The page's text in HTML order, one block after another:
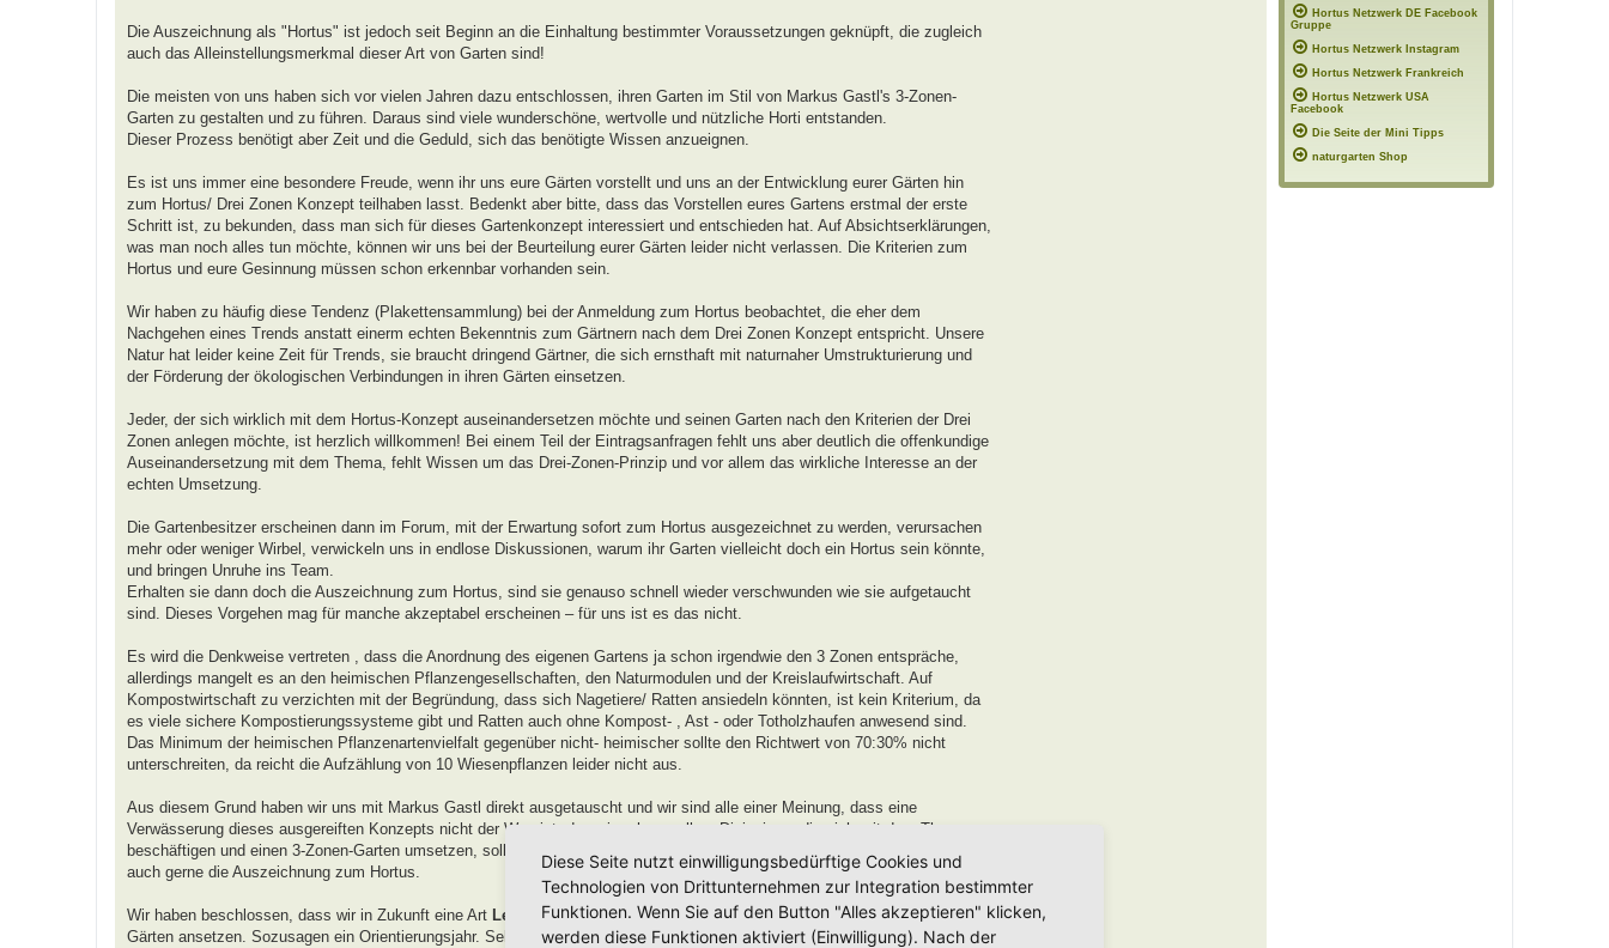
Die Auszeichnung als "Hortus" ist jedoch seit Beginn an die Einhaltung bestimmter Voraussetzungen geknüpft, die zugleich
auch das Alleinstellungsmerkmal dieser Art von Garten sind!
Die meisten von uns haben sich vor vielen Jahren dazu entschlossen, ihren Garten im Stil von Markus Gastl's 3-Zonen-
Garten zu gestalten und zu führen. Daraus sind viele wunderschöne, wertvolle und nützliche Horti entstanden.
Dieser Prozess benötigt aber Zeit und die Geduld, sich das benötigte Wissen anzueignen.
Es ist uns immer eine besondere Freude, wenn ihr uns eure Gärten vorstellt und uns an der Entwicklung eurer Gärten hin
zum Hortus/ Drei Zonen Konzept teilhaben lasst. Bedenkt aber bitte, dass das Vorstellen eures Gartens erstmal der erste
Schritt ist, zu bekunden, dass man sich für dieses Gartenkonzept interessiert und entschieden hat. Auf Absichtserklärungen,
was man noch alles tun möchte, können wir uns bei der Beurteilung eurer Gärten leider nicht verlassen. Die Kriterien zum
Hortus und eure Gesinnung müssen schon erkennbar vorhanden sein.
Wir haben zu häufig diese Tendenz (Plakettensammlung) bei der Anmeldung zum Hortus beobachtet, die eher dem
Nachgehen eines Trends anstatt einerm echten Bekenntnis zum Gärtnern nach dem Drei Zonen Konzept entspricht. Unsere
Natur hat leider keine Zeit für Trends, sie braucht dringend Gärtner, die sich ernsthaft mit naturnaher Umstrukturierung und
der Förderung der ökologischen Verbindungen in ihren Gärten einsetzen.
Jeder, der sich wirklich mit dem Hortus-Konzept auseinandersetzen möchte und seinen Garten nach den Kriterien der Drei
Zonen anlegen möchte, ist herzlich willkommen! Bei einem Teil der Eintragsanfragen fehlt uns aber deutlich die offenkundige
Auseinandersetzung mit dem Thema, fehlt Wissen um das Drei-Zonen-Prinzip und vor allem das wirkliche Interesse an der
echten Umsetzung.
Die Gartenbesitzer erscheinen dann im Forum, mit der Erwartung sofort zum Hortus ausgezeichnet zu werden, verursachen
mehr oder weniger Wirbel, verwickeln uns in endlose Diskussionen, warum ihr Garten vielleicht doch ein Hortus sein könnte,
und bringen Unruhe ins Team.
Erhalten sie dann doch die Auszeichnung zum Hortus, sind sie genauso schnell wieder verschwunden wie sie aufgetaucht
sind. Dieses Vorgehen mag für manche akzeptabel erscheinen – für uns ist es das nicht.
Es wird die Denkweise vertreten , dass die Anordnung des eigenen Gartens ja schon irgendwie den 3 Zonen entspräche,
allerdings mangelt es an den heimischen Pflanzengesellschaften, den Naturmodulen und der Kreislaufwirtschaft. Auf
Kompostwirtschaft zu verzichten mit der Begründung, dass sich Nagetiere/ Ratten ansiedeln könnten, ist kein Kriterium, da
es viele sichere Kompostierungssysteme gibt und Ratten auch ohne Kompost- , Ast - oder Totholzhaufen anwesend sind.
Das Minimum der heimischen Pflanzenartenvielfalt gegenüber nicht- heimischer sollte den Richtwert von 70:30% nicht
unterschreiten, da reicht die Aufzählung von 10 Wiesenpflanzen leider nicht aus.
Aus diesem Grund haben wir uns mit Markus Gastl direkt ausgetauscht und wir sind alle einer Meinung, dass eine
Verwässerung dieses ausgereiften Konzepts nicht der Weg ist, den wir gehen wollen. Diejenigen, die sich mit dem Thema
beschäftigen und einen 3-Zonen-Garten umsetzen, sollen mit recht Stolz auf ihr Werk sein können, und an die verleihen wir
auch gerne die Auszeichnung zum Hortus.
Wir haben beschlossen, dass wir in Zukunft eine Art Lehr- und Entwicklungszeit von einem Jahrfür neu eingereichte
Gärten ansetzen. Sozusagen ein Orientierungsjahr. Sehen wir in dieser Zeit keinerlei Weiterentwicklung oder
Hortus Netzwerk DE Facebook
Gruppe
Hortus Netzwerk Instagram
Hortus Netzwerk Frankreich
Hortus Netzwerk USA
Facebook
Die Seite der Mini Tipps
naturgarten Shop
Diese Seite nutzt einwilligungsbedürftige Cookies und
Technologien von Drittunternehmen zur Integration bestimmter
Funktionen. Wenn Sie auf den Button "Alles akzeptieren" klicken,
werden diese Funktionen aktiviert (Einwilligung). Nach der